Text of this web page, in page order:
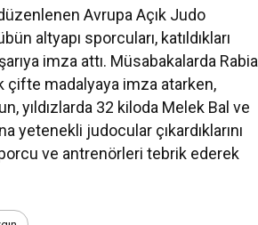
Avrupa Açık Judo
altyapı sporcuları, katıldıkları
imza attı. Müsabakalarda Rabia
çifte madalyaya imza atarken,
yıldızlarda 32 kiloda Melek Bal ve
yetenekli judocular çıkardıklarını
ve antrenörleri tebrik ederek